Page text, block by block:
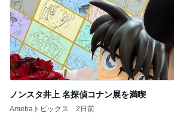
ノンスタ井上 名探偵コナン展を満喫
Amebaトピックス 2日前